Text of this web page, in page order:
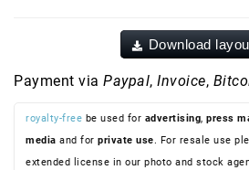
Download
Payment via Paypal, Invoice,
royalty-free be used for advertising, press
media and for private use . For resale use
extended license in our photo and stock